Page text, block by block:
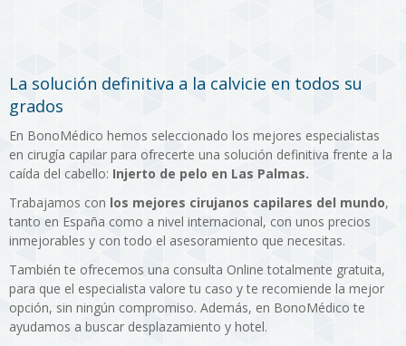
La solución definitiva a la calvicie en todos su
grados
En BonoMédico hemos seleccionado los mejores especialistas
en cirugía capilar para ofrecerte una solución definitiva frente a la
caída del cabello: Injerto de pelo en Las Palmas.
Trabajamos con los mejores cirujanos capilares del mundo,
tanto en España como a nivel internacional, con unos precios
inmejorables y con todo el asesoramiento que necesitas.
También te ofrecemos una consulta Online totalmente gratuita,
para que el especialista valore tu caso y te recomiende la mejor
opción, sin ningún compromiso. Además, en BonoMédico te
ayudamos a buscar desplazamiento y hotel.